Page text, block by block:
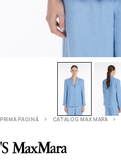
PRIMA PAGINĂ CATALOG MAX MARA